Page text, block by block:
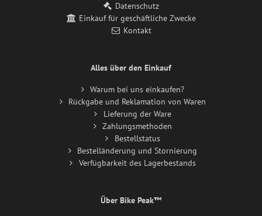
Datenschutz
Einkauf für geschäftliche Zwecke
Kontakt
Alles über den Einkauf
Warum bei uns einkaufen?
Rückgabe und Reklamation von Waren
Lieferung der Ware
Zahlungsmethoden
Bestellstatus
Bestelländerung und Stornierung
Verfügbarkeit des Lagerbestands
Über Bike Peak™